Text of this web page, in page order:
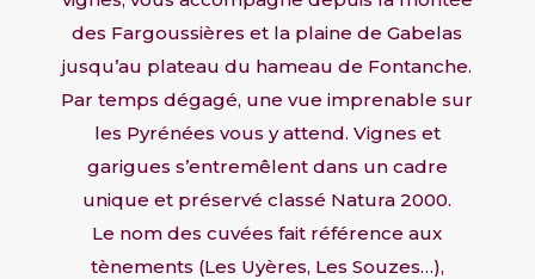
des Fargoussières et la plaine de Gabelas
jusqu’au plateau du hameau de Fontanche.
Par temps dégagé, une vue imprenable sur
les Pyrénées vous y attend. Vignes et
garigues s’entremêlent dans un cadre
unique et préservé classé Natura 2000.
Le nom des cuvées fait référence aux
tènements (Les Uyères, Les Souzes…),